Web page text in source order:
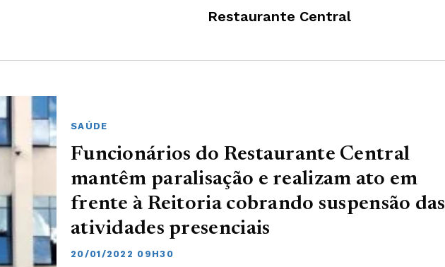
Restaurante Central
SAÚDE
Funcionários do Restaurante Central
mantêm paralisação e realizam ato em
frente à Reitoria cobrando suspensão das
atividades presenciais
20/01/2022 09H30